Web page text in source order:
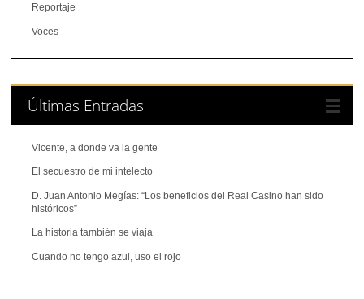
Reportaje
Voces
Últimas Entradas
Vicente, a donde va la gente
El secuestro de mi intelecto
D. Juan Antonio Megías: “Los beneficios del Real Casino han sido
históricos”
La historia también se viaja
Cuando no tengo azul, uso el rojo